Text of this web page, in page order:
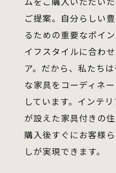
ご提案。自分らしい
るための重要なポイ
イフスタイルに合わ
ア。だから、私たち
な家具をコーディネ
しています。インテ
が設えた家具付きの
購入後すぐにお客様
しが実現できます。